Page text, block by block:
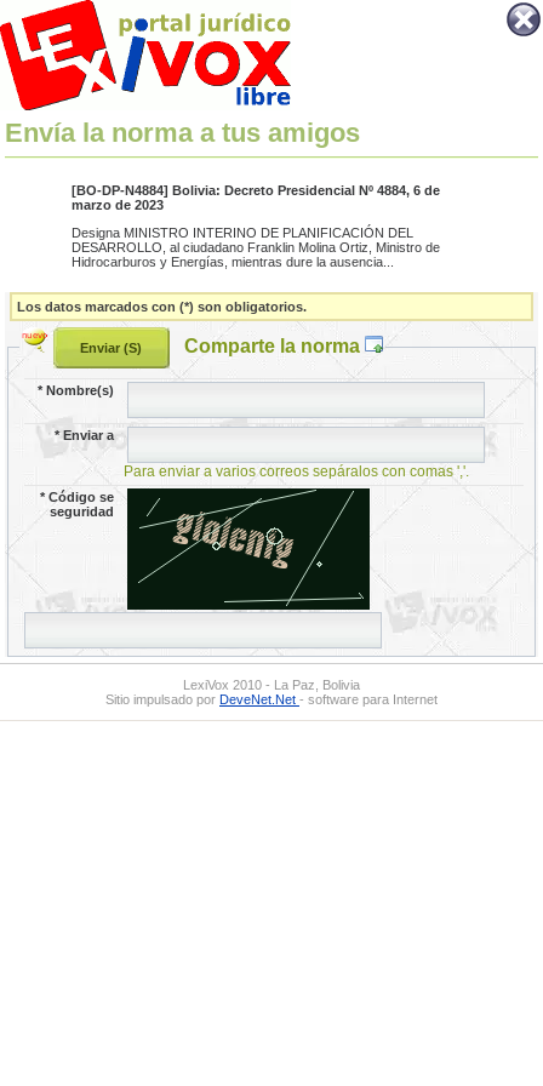
Envía la norma a tus amigos
[BO-DP-N4884] Bolivia: Decreto Presidencial Nº 4884, 6 de
marzo de 2023
Designa MINISTRO INTERINO DE PLANIFICACIÓN DEL
DESARROLLO, al ciudadano Franklin Molina Ortiz, Ministro de
Hidrocarburos y Energías, mientras dure la ausencia...
Los datos marcados con (*) son obligatorios.
Comparte la norma
*Nombre(s)
*Enviar a
Para enviar a varios correos sepáralos con comas ','.
*Código se
seguridad
LexiVox 2010 - La Paz, Bolivia
Sitio impulsado por DeveNet.Net - software para Internet